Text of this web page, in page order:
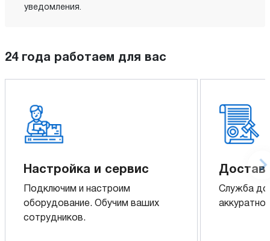
уведомления.
24 года работаем для вас
Настройка и сервис
Подключим и настроим
оборудование. Обучим ваших
сотрудников.
Служба
аккуратно